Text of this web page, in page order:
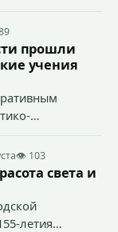
прошли
учения
на объекте
власти.
👁 103
света и
летия